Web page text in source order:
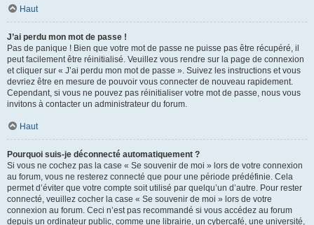
Haut
J’ai perdu mon mot de passe !
Pas de panique ! Bien que votre mot de passe ne puisse pas être récupéré, il
peut facilement être réinitialisé. Veuillez vous rendre sur la page de connexion
et cliquer sur « J’ai perdu mon mot de passe ». Suivez les instructions et vous
devriez être en mesure de pouvoir vous connecter de nouveau rapidement.
Cependant, si vous ne pouvez pas réinitialiser votre mot de passe, nous vous
invitons à contacter un administrateur du forum.
Haut
Pourquoi suis-je déconnecté automatiquement ?
Si vous ne cochez pas la case « Se souvenir de moi » lors de votre connexion
au forum, vous ne resterez connecté que pour une période prédéfinie. Cela
permet d’éviter que votre compte soit utilisé par quelqu’un d’autre. Pour rester
connecté, veuillez cocher la case « Se souvenir de moi » lors de votre
connexion au forum. Ceci n’est pas recommandé si vous accédez au forum
depuis un ordinateur public, comme une librairie, un cybercafé, une université,